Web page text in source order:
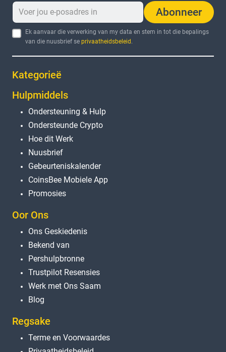
Abonneer
Ek aanvaar die verwerking van my data en stem in tot die bepalings
van die nuusbrief seprivaatheidsbeleid.
Kategorieë
Hulpmiddels
Ondersteuning & Hulp
Ondersteunde Crypto
Hoe dit Werk
Nuusbrief
Gebeurteniskalender
CoinsBee Mobiele App
Promosies
Oor Ons
Ons Geskiedenis
Bekend van
Pershulpbronne
Trustpilot Resensies
Werk met Ons Saam
Blog
Regsake
Terme en Voorwaardes